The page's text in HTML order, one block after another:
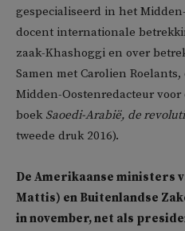
gespecialiseerd in het
docent internationale
zaak-Khashoggi en over
Samen met Carolien
Midden-Oostenredacteur voor
boek Saoedi-Arabië, de
tweede druk 2016).
De Amerikaanse ministers
Mattis) en Buitenlandse
in november, net als